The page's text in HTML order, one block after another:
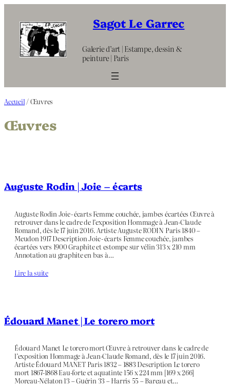
contenu
Sagot Le Garrec
Galerie d’art | Estampe, dessin &
peinture | Paris
Accueil / Œuvres
Œuvres
Auguste Rodin | Joie – écarts
Auguste Rodin Joie - écarts Femme couchée, jambes écartées Œuvre à
retrouver dans le cadre de l’exposition Hommage à Jean-Claude
Romand, dès le 17 juin 2016. Artiste Auguste RODIN Paris 1840 –
Meudon 1917 Description Joie - écarts Femme couchée, jambes
écartées vers 1900 Graphite et estompe sur vélin 313 x 210 mm
Annotation au graphite en bas à…
Lire la suite
Édouard Manet | Le torero mort
Édouard Manet Le torero mort Œuvre à retrouver dans le cadre de
l’exposition Hommage à Jean-Claude Romand, dès le 17 juin 2016.
Artiste Édouard MANET Paris 1832 – 1883 Description Le torero
mort 1867-1868 Eau-forte et aquatinte 156 x 224 mm [169 x 266]
Moreau-Nélaton 13 – Guérin 33 – Harris 55 – Bareau et…